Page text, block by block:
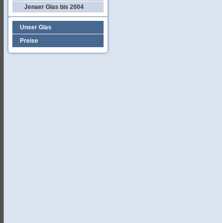
Jenaer Glas bis 2004
Unser Glas
Preise